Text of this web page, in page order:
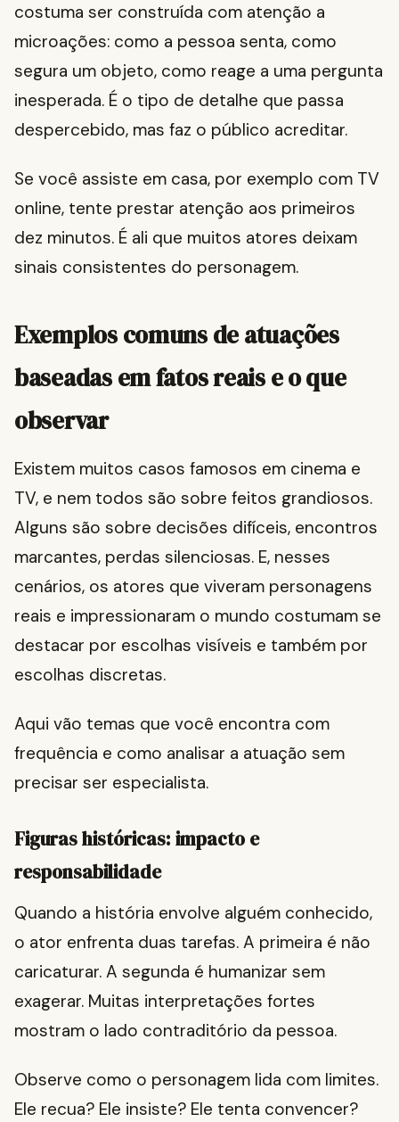
costuma ser construída com atenção a
microações: como a pessoa senta, como
segura um objeto, como reage a uma pergunta
inesperada. É o tipo de detalhe que passa
despercebido, mas faz o público acreditar.
Se você assiste em casa, por exemplo com TV
online, tente prestar atenção aos primeiros
dez minutos. É ali que muitos atores deixam
sinais consistentes do personagem.
Exemplos comuns de atuações
baseadas em fatos reais e o que
observar
Existem muitos casos famosos em cinema e
TV, e nem todos são sobre feitos grandiosos.
Alguns são sobre decisões difíceis, encontros
marcantes, perdas silenciosas. E, nesses
cenários, os atores que viveram personagens
reais e impressionaram o mundo costumam se
destacar por escolhas visíveis e também por
escolhas discretas.
Aqui vão temas que você encontra com
frequência e como analisar a atuação sem
precisar ser especialista.
Figuras históricas: impacto e
responsabilidade
Quando a história envolve alguém conhecido,
o ator enfrenta duas tarefas. A primeira é não
caricaturar. A segunda é humanizar sem
exagerar. Muitas interpretações fortes
mostram o lado contraditório da pessoa.
Observe como o personagem lida com limites.
Ele recua? Ele insiste? Ele tenta convencer?